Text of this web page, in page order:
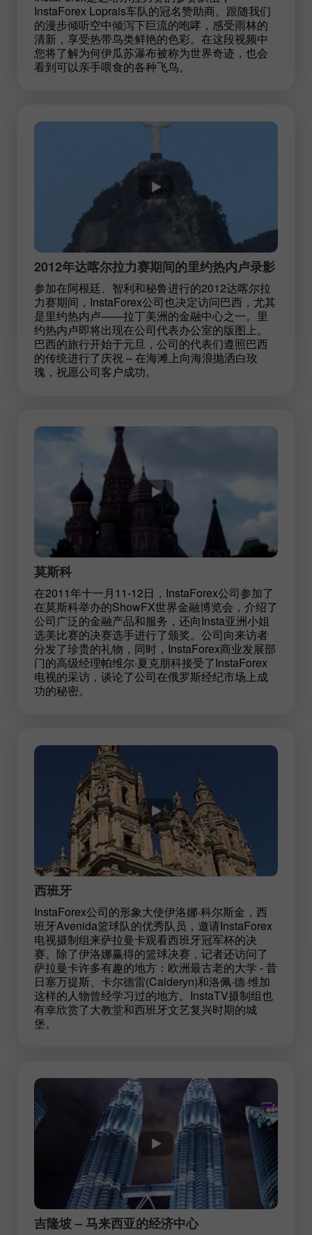
InstaForex Loprais车队的冠名赞助商。跟随我们
的漫步倾听空中倾泻下巨流的咆哮，感受雨林的
清新，享受热带鸟类鲜艳的色彩。在这段视频中
您将了解为何伊瓜苏瀑布被称为世界奇迹，也会
看到可以亲手喂食的各种飞鸟。
2012年达喀尔拉力赛期间的里约热内卢录影
参加在阿根廷、智利和秘鲁进行的2012达喀尔拉
力赛期间，InstaForex公司也决定访问巴西，尤其
是里约热内卢——拉丁美洲的金融中心之一。里
约热内卢即将出现在公司代表办公室的版图上。
巴西的旅行开始于元旦，公司的代表们遵照巴西
的传统进行了庆祝 – 在海滩上向海浪抛洒白玫
瑰，祝愿公司客户成功。
莫斯科
在2011年十一月11-12日，InstaForex公司参加了
在莫斯科举办的ShowFX世界金融博览会，介绍了
公司广泛的金融产品和服务，还向Insta亚洲小姐
选美比赛的决赛选手进行了颁奖。公司向来访者
分发了珍贵的礼物，同时，InstaForex商业发展部
门的高级经理帕维尔·夏克朋科接受了InstaForex
电视的采访，谈论了公司在俄罗斯经纪市场上成
功的秘密。
西班牙
InstaForex公司的形象大使伊洛娜·科尔斯金，西
班牙Avenida篮球队的优秀队员，邀请InstaForex
电视摄制组来萨拉曼卡观看西班牙冠军杯的决
赛。除了伊洛娜赢得的篮球决赛，记者还访问了
萨拉曼卡许多有趣的地方：欧洲最古老的大学 - 昔
日塞万提斯、卡尔德雷(Calderуn)和洛佩·德·维加
这样的人物曾经学习过的地方。InstaTV摄制组也
有幸欣赏了大教堂和西班牙文艺复兴时期的城
堡。
吉隆坡 – 马来西亚的经济中心